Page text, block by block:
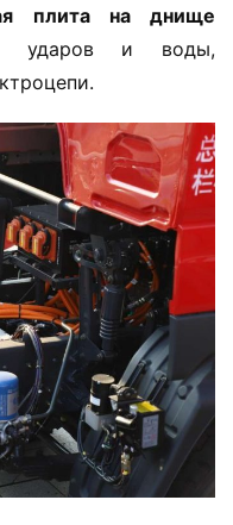
плита на днище​
ударов и воды,